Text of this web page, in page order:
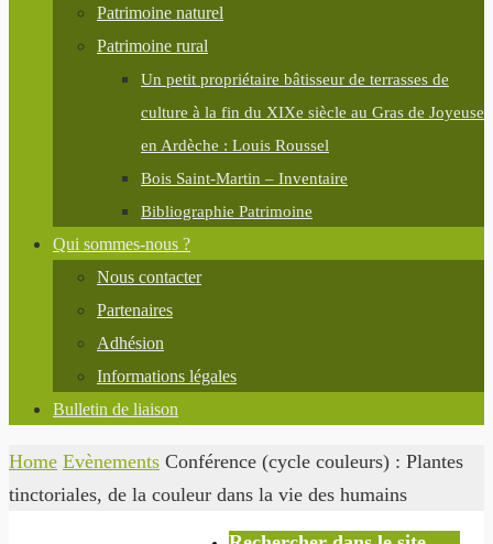
Patrimoine naturel
Patrimoine rural
Un petit propriétaire bâtisseur de terrasses de
culture à la fin du XIXe siècle au Gras de Joyeuse
en Ardèche : Louis Roussel
Bois Saint-Martin – Inventaire
Bibliographie Patrimoine
Qui sommes-nous ?
Nous contacter
Partenaires
Adhésion
Informations légales
Bulletin de liaison
Home Evènements Conférence (cycle couleurs) : Plantes
tinctoriales, de la couleur dans la vie des humains